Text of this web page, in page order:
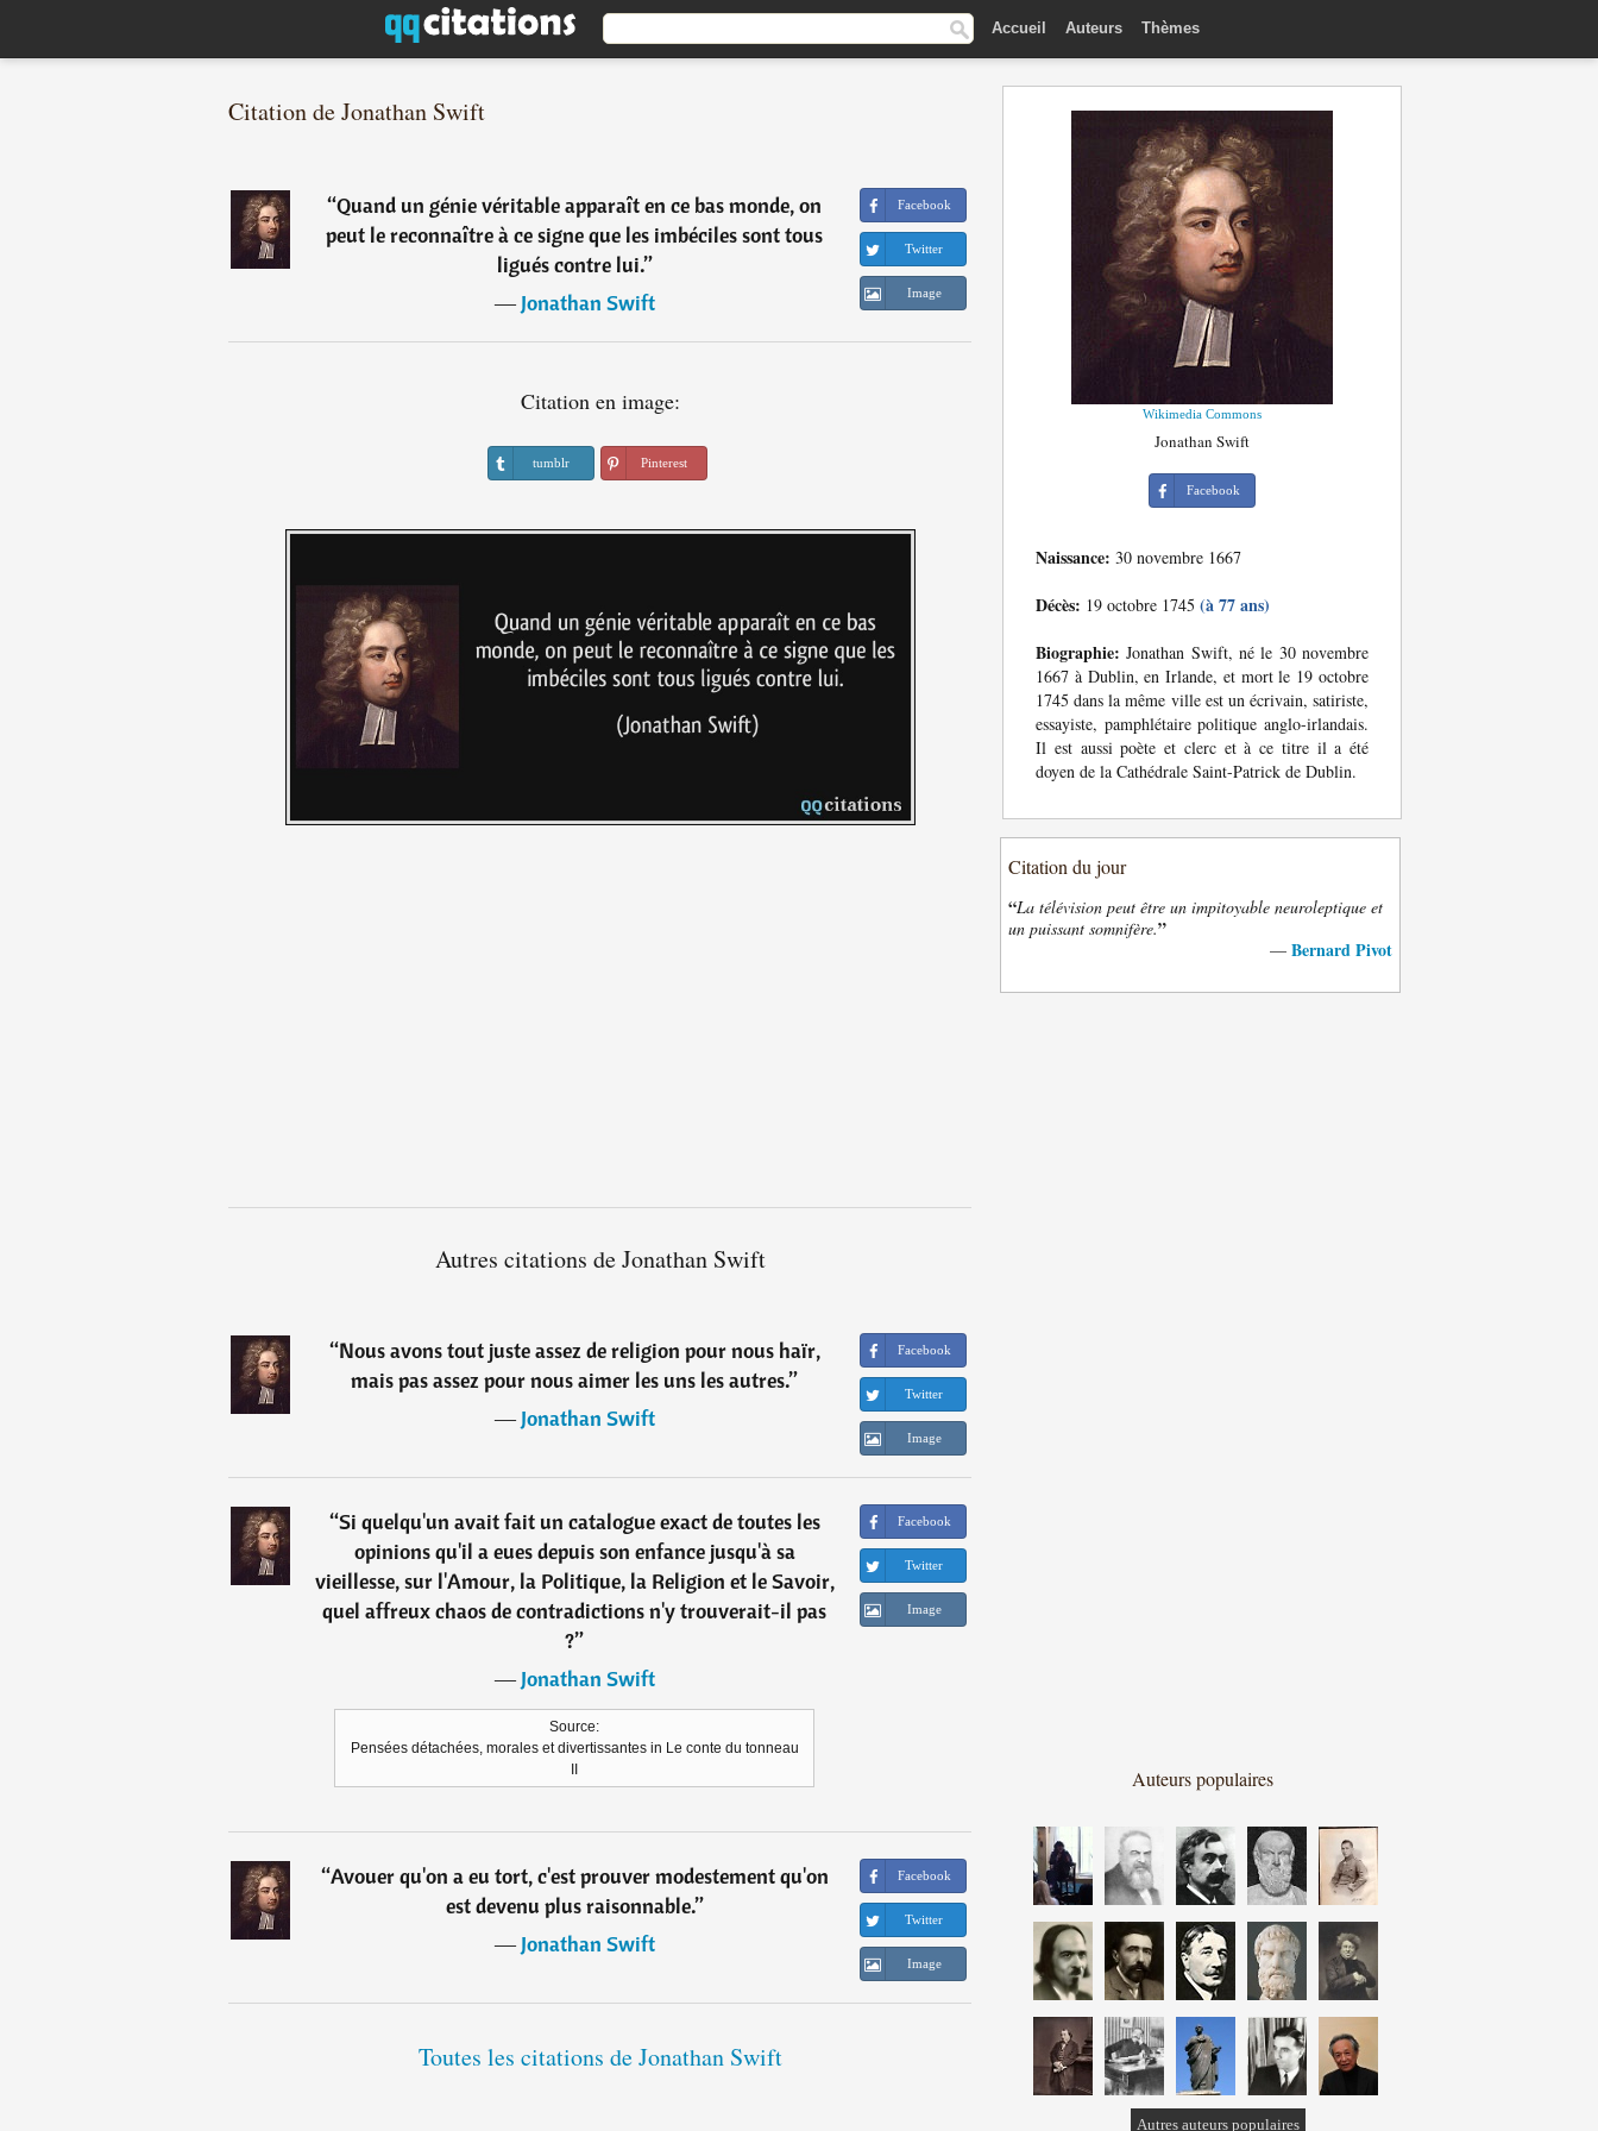
Accueil Auteurs Thèmes
Citation de Jonathan Swift
“Quand un génie véritable apparaît en ce bas monde, on
peut le reconnaître à ce signe que les imbéciles sont tous
ligués contre lui.”
―Jonathan Swift
Facebook
Twitter
Image
Citation en image:
tumblr Pinterest
Autres citations de Jonathan Swift
“Nous avons tout juste assez de religion pour nous haïr,
mais pas assez pour nous aimer les uns les autres.”
―Jonathan Swift
Facebook
Twitter
Image
“Si quelqu'un avait fait un catalogue exact de toutes les
opinions qu'il a eues depuis son enfance jusqu'à sa
vieillesse, sur l'Amour, la Politique, la Religion et le Savoir,
quel affreux chaos de contradictions n'y trouverait-il pas
?”
―Jonathan Swift
Source:
Pensées détachées, morales et divertissantes in Le conte du tonneau
Facebook
Twitter
Image
“Avouer qu'on a eu tort, c'est prouver modestement qu'on
est devenu plus raisonnable.”
―Jonathan Swift
Facebook
Twitter
Image
Toutes les citations de Jonathan Swift
Wikimedia Commons
Jonathan Swift
Facebook
Naissance: 30 novembre 1667
Décès: 19 octobre 1745 (à 77 ans)
Biographie: Jonathan Swift, né le 30 novembre
1667 à Dublin, en Irlande, et mort le 19 octobre
1745 dans la même ville est un écrivain, satiriste,
essayiste, pamphlétaire politique anglo-irlandais.
Il est aussi poète et clerc et à ce titre il a été
doyen de la Cathédrale Saint-Patrick de Dublin.
Citation du jour
“La télévision peut être un impitoyable neuroleptique et
un puissant somnifère.”
— Bernard Pivot
Auteurs populaires
Autres auteurs populaires